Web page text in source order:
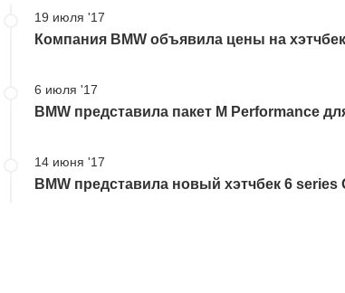
19 июля '17
Компания BMW объявила цены на
6 июля '17
BMW представила пакет M Performance
14 июня '17
BMW представила новый хэтчбек 6 series